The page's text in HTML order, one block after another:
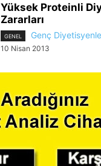
Yüksek Proteinli
Zararları
GENEL Genç
10 Nisan 2013